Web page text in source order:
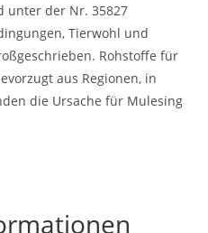
unter der Nr. 35827
Tierwohl und
Rohstoffe für
aus Regionen, in
die Ursache für Mulesing